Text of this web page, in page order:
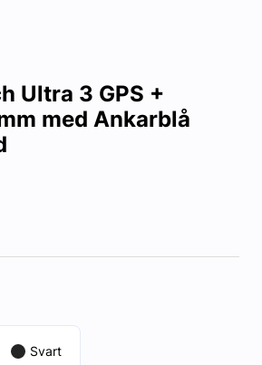
Ultra 3 GPS +
med Ankarblå
Svart